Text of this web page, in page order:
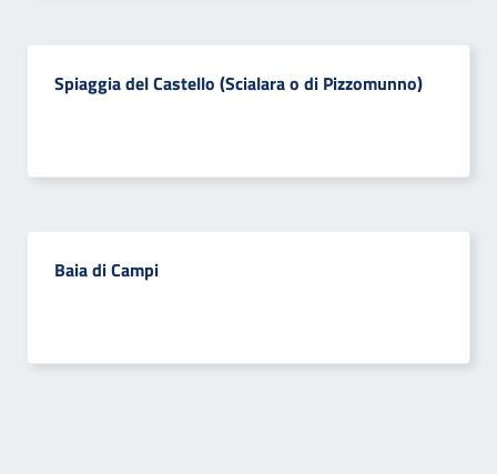
Spiaggia del Castello (Scialara o di Pizzomunno)
Baia di Campi